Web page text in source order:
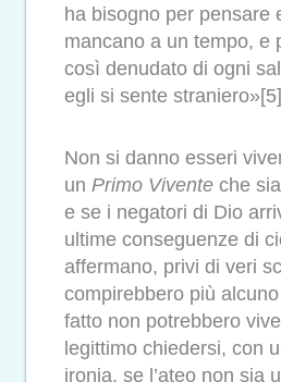
ha bisogno per pensare
mancano a un tempo, e
così denudato di ogni
egli si sente
Non si danno esseri
un Primo Vivente che
e se i negatori di Dio
ultime conseguenze di
affermano, privi di veri
compirebbero più
fatto non potrebbero
legittimo chiedersi, con
ironia, se l’ateo non sia